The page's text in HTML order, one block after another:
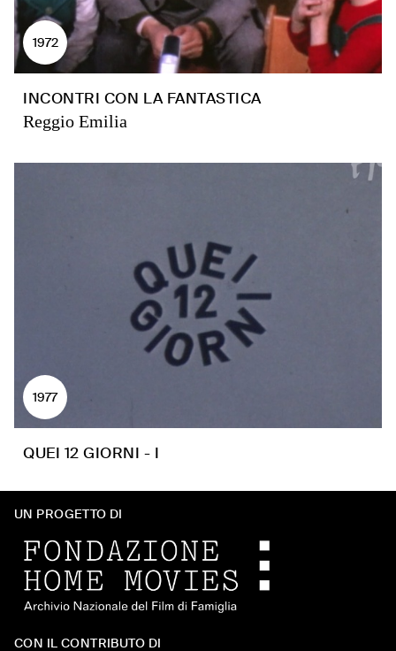
1972
INCONTRI CON LA FANTASTICA
Reggio Emilia
1977
QUEI 12 GIORNI - I
UN PROGETTO DI
CON IL CONTRIBUTO DI